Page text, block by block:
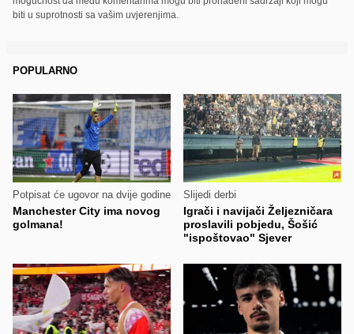
biti u suprotnosti sa vašim uvjerenjima.
POPULARNO
Potpisat će ugovor na dvije godine
Manchester City ima novog
golmana!
Slijedi derbi
Igrači i navijači Željezničara
proslavili pobjedu, Šošić
"ispoštovao" Sjever